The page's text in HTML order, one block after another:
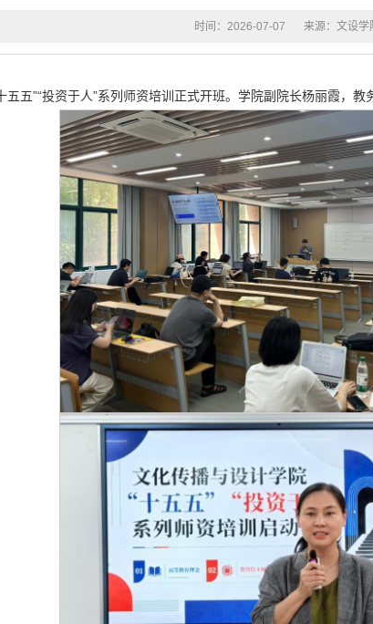
时间：2026-07-07 来源：文设学
五五”“投资于人”系列师资培训正式开班。学院副院长杨丽霞，